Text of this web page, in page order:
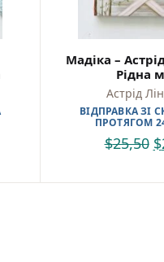
Мадіка –
Рідна
Астрід
ВІДПРАВКА ЗІ
ПРОТЯГОМ
$25,50 $